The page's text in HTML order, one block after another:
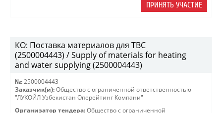
ПРИНЯТЬ УЧАСТИЕ
КО: Поставка материалов для ТВС
(2500004443) / Supply of materials for heating
and water supplying (2500004443)
№: 2500004443
Заказчик(и): Общество с ограниченной ответственностью
"ЛУКОЙЛ Узбекистан Оперейтинг Компани"
Организатор тендера: Общество с ограниченной